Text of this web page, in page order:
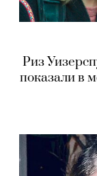
Риз
показали в